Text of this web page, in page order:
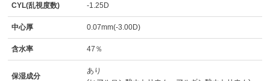
CYL(乱視度数) -1.25D
中心厚 0.07mm(-3.00D)
含水率 47％
保湿成分
あり